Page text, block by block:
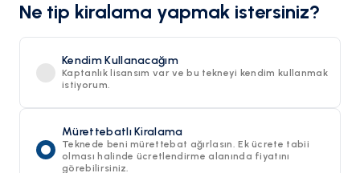
Ne tip kiralama yapmak istersiniz?
Kendim Kullanacağım
Kaptanlık lisansım var ve bu tekneyi kendim kullanmak
istiyorum.
Mürettebatlı Kiralama
Teknede beni mürettebat ağırlasın. Ek ücrete tabii
olması halinde ücretlendirme alanında fiyatını
görebilirsiniz.